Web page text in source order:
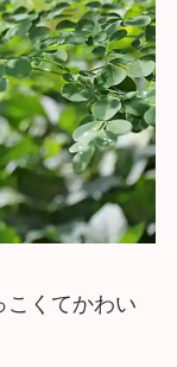
こくてかわい